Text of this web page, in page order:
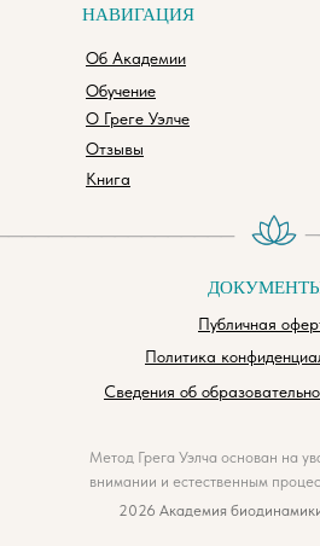
НАВИГАЦИЯ
Книга
Отзывы
О Греге Уэлче
Обучение
Публичная
Политика
Об Академии
2026 Академия
Метод Грега Уэлча основан на
внимании и естественным
Сведения об